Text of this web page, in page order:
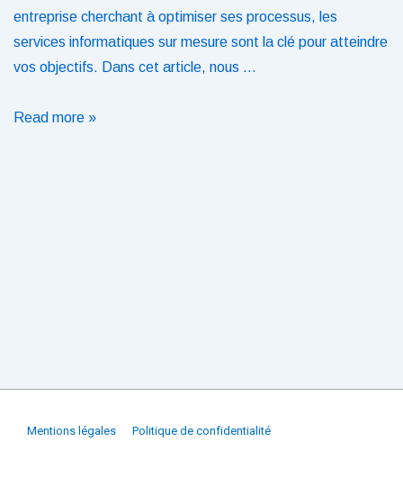
entreprise cherchant à optimiser ses processus, les
services informatiques sur mesure sont la clé pour atteindre
vos objectifs. Dans cet article, nous …
Révolutionnez
Read more »
Menu
Mentions légales Politique de confidentialité